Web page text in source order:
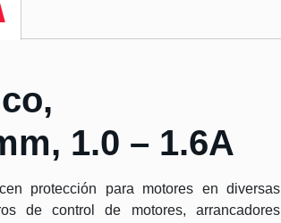
1.0 – 1.6A
protección para motores en diversas
de control de motores, arrancadores